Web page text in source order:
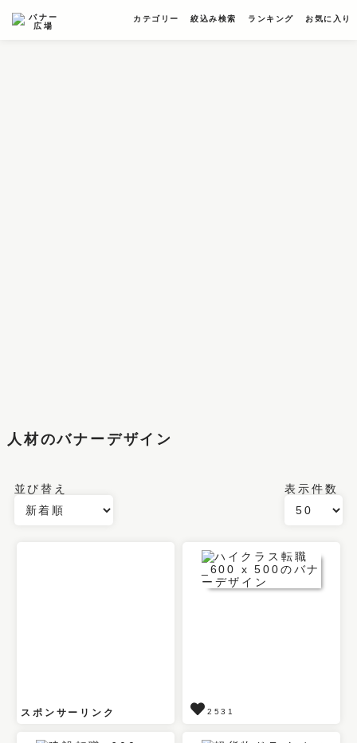
お気に入り
ランキング
絞込み検索
カテゴリー
人材のバナーデザイン
並び替え 表示件数
スポンサーリンク 2531